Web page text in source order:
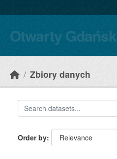
Otwarty Gdańsk
Zbiory danych
Order by